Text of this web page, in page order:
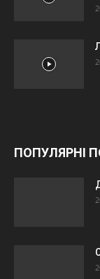
ПОПУЛЯРНІ